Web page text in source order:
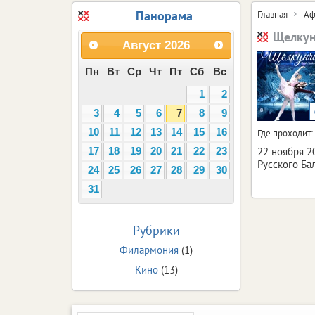
Главная
Где проходит:
22 ноября
Русского
Панорама
Август 2026
Пн Вт Ср Чт Пт Сб
Вс
1
2
3
4 5 6 7 8
9
10
11 12 13 14 15
16
17
18 19 20 21 22
23
24
25 26 27 28 29
30
31
Рубрики
Филармония (1)
Кино(13)